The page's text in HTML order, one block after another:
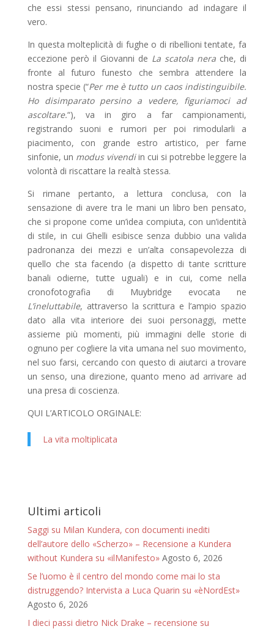
che essi stessi pensano, rinunciando ad indagare il
vero.
In questa molteplicità di fughe o di ribellioni tentate, fa
eccezione però il Giovanni de La scatola nera che, di
fronte al futuro funesto che sembra attendere la
nostra specie (“Per me è tutto un caos indistinguibile.
Ho disimparato persino a vedere, figuriamoci ad
ascoltare.“), va in giro a far campionamenti,
registrando suoni e rumori per poi rimodularli a
piacimento, con grande estro artistico, per farne
sinfonie, un modus vivendiin cui si potrebbe leggere la
volontà di riscattare la realtà stessa.
Si rimane pertanto, a lettura conclusa, con la
sensazione di avere tra le mani un libro ben pensato,
che si propone come un’idea compiuta, con un’identità
di stile, in cui Ghelli esibisce senza dubbio una valida
padronanza dei mezzi e un’alta consapevolezza di
quello che sta facendo (a dispetto di tante scritture
banali odierne, tutte uguali) e in cui, come nella
cronofotografia di Muybridge evocata ne
L’ineluttabile, attraverso la scrittura e l’ampio spazio
dato alla vita interiore dei suoi personaggi, mette
assieme più momenti, più immagini delle storie di
ognuno per cogliere la vita umana nel suo movimento,
nel suo farsi, cercando con questo di aiutarci a trovare
un senso, una direzione, quanto meno ad arrivare ad
una presa di coscienza.
QUI L’ARTICOLO ORGINALE:
La vita moltiplicata
Ultimi articoli
Saggi su Milan Kundera, con documenti inediti
dell’autore dello «Scherzo» – Recensione a Kundera
without Kundera su «ilManifesto» Agosto 6, 2026
Se l’uomo è il centro del mondo come mai lo sta
distruggendo? Intervista a Luca Quarin su «èNordEst»
Agosto 6, 2026
I dieci passi dietro Nick Drake – recensione su